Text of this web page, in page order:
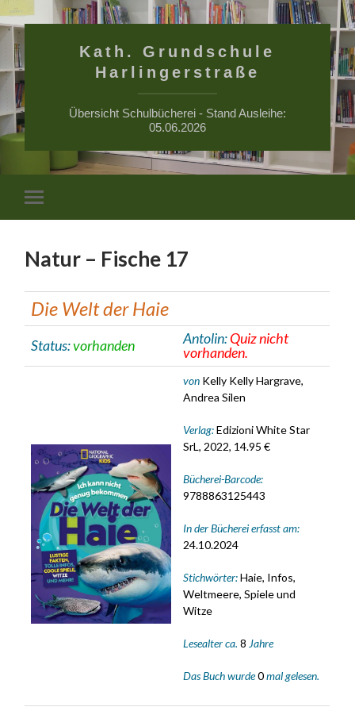
Kath. Grundschule
Harlingerstraße
Übersicht Schulbücherei - Stand Ausleihe:
05.06.2026
Mobile-
Menü
Natur – Fische 17
Die Welt der Haie
Status:vorhanden Antolin:Quiz nicht
vorhanden.
von Kelly Kelly Hargrave,
Andrea Silen
Verlag:Edizioni White Star
SrL, 2022, 14.95 €
Bücherei-Barcode:
9788863125443
In der Bücherei erfasst am:
24.10.2024
Stichwörter:Haie, Infos,
Weltmeere, Spiele und
Witze
Lesealter ca.8 Jahre
Das Buch wurde0mal gelesen.